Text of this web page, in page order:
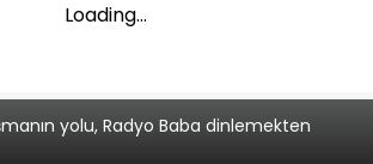
Loading...
yolu, Radyo Baba dinlemekten